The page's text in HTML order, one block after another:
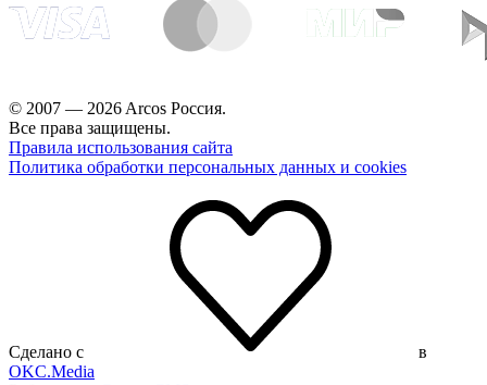
© 2007 — 2026 Arcos Россия.
Все права защищены.
Правила использования сайта
Политика обработки персональных данных и cookies
Сделано с
в
OKC.Media